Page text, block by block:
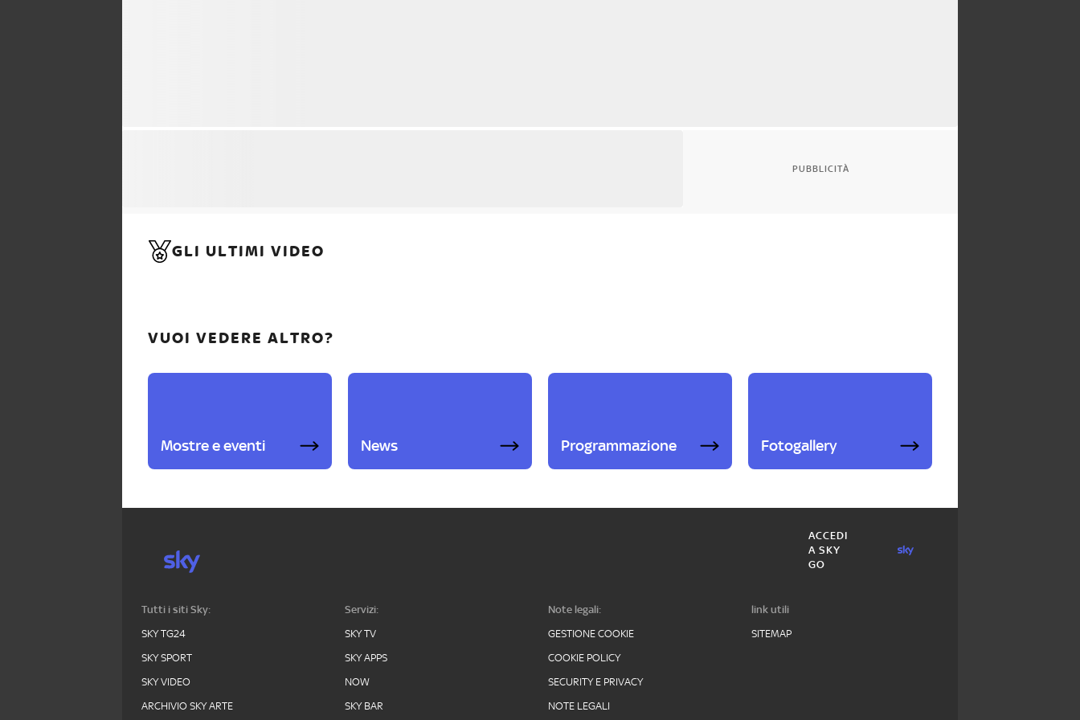
PUBBLICITÀ
GLI ULTIMI VIDEO
VUOI VEDERE ALTRO?
Mostre e eventi News Programmazione Fotogallery
ACCEDI
A SKY
GO
Tutti i siti Sky:
SKY TG24
SKY SPORT
SKY VIDEO
ARCHIVIO SKY ARTE
Servizi:
SKY TV
SKY APPS
NOW
SKY BAR
Note legali:
GESTIONE COOKIE
COOKIE POLICY
SECURITY E PRIVACY
NOTE LEGALI
link utili
SITEMAP